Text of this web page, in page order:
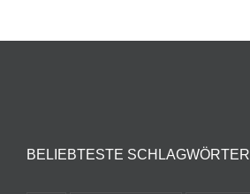
BELIEBTESTE SCHLAGWÖRTER